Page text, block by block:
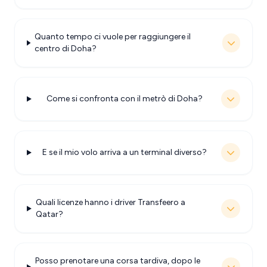
Quanto tempo ci vuole per raggiungere il
centro di Doha?
Come si confronta con il metrò di Doha?
E se il mio volo arriva a un terminal diverso?
Quali licenze hanno i driver Transfeero a
Qatar?
Posso prenotare una corsa tardiva, dopo le